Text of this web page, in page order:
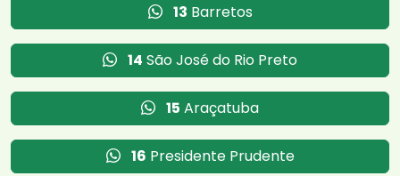
13 Barretos
14 São José do Rio Preto
15 Araçatuba
16 Presidente Prudente